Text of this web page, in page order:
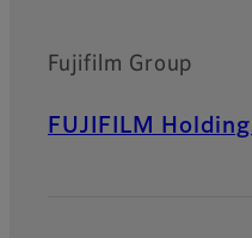
Fujifilm Group
FUJIFILM